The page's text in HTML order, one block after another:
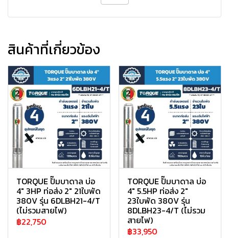
สินค้าที่เกี่ยวข้อง
TORQUE ปั๊มบาดาล บ่อ
4" 3HP ท่อส่ง 2" 21ใบพัด
380V รุ่น 6DLBH21-4/T
(ไม่รวมสายไฟ)
฿22,750
TORQUE ปั๊มบาดาล บ่อ
4" 5.5HP ท่อส่ง 2"
23ใบพัด 380V รุ่น
8DLBH23-4/T (ไม่รวม
สายไฟ)
฿33,950